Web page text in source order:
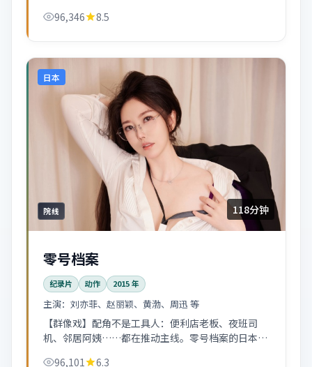
96,346 8.5
日本
院线 118分钟
零号档案
纪录片 动作 2015年
主演： 刘亦菲、赵丽颖、黄渤、周迅 等
【群像戏】配角不是工具人：便利店老板、夜班司
机、邻居阿姨……都在推动主线。零号档案的日本市
96,101 6.3